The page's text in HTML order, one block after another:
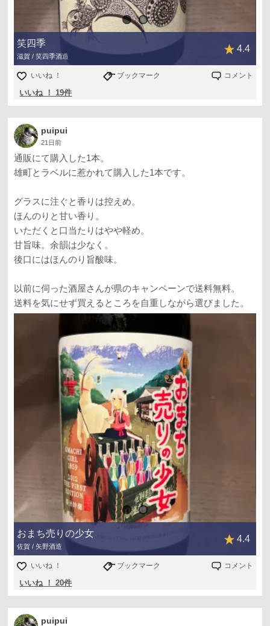
笑四季
滋賀 / 笑四季酒造
4.4
いいね ！ ブックマーク コメント
いいね ！ 19件
puipui
21日前
通販にて購入した1本。
雄町とラベルに惹かれて購入した1本です。
グラスに注ぐと香りは控えめ。
ほんのりと甘い香り。
いただくと口当たりはやや軽め。
甘旨味。余韻は少なく。
後口にはほんのり旨酸味。
以前に伺った酒屋さんが県のキャンペーンで送料無料。
送料を気にせず買えるところを自重しながら選びました。
おまち売りの少女
佐賀 / 矢野酒造
4.4
いいね ！ ブックマーク コメント
いいね ！ 20件
puipui